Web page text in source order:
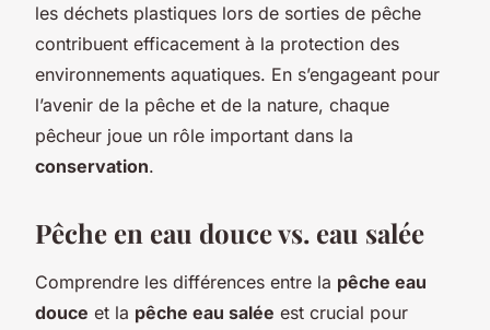
les déchets plastiques lors de sorties de pêche
contribuent efficacement à la protection des
environnements aquatiques. En s’engageant pour
l’avenir de la pêche et de la nature, chaque
pêcheur joue un rôle important dans la
conservation.
Pêche en eau douce vs. eau salée
Comprendre les différences entre la pêche eau
douce et la pêche eau salée est crucial pour